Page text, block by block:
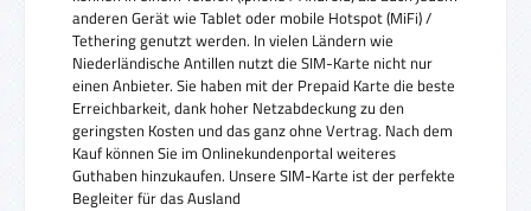
anderen Gerät wie Tablet oder mobile Hotspot (MiFi) /
Tethering genutzt werden. In vielen Ländern wie
Niederländische Antillen nutzt die SIM-Karte nicht nur
einen Anbieter. Sie haben mit der Prepaid Karte die beste
Erreichbarkeit, dank hoher Netzabdeckung zu den
geringsten Kosten und das ganz ohne Vertrag. Nach dem
Kauf können Sie im Onlinekundenportal weiteres
Guthaben hinzukaufen. Unsere SIM-Karte ist der perfekte
Begleiter für das Ausland